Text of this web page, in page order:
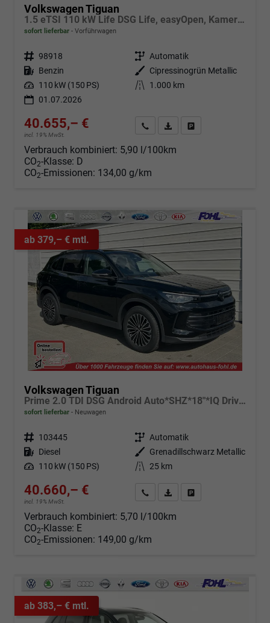
Volkswagen Tiguan
1.5 eTSI 110 kW Life DSG Life, easyOpen, Kamera, LED-Plus, Winterpaket
sofort lieferbar Vorführwagen
Fahrzeugnr. 98918 Getriebe Automatik
Kraftstoff Benzin Außenfarbe
Cipressinogrün Metallic
Leistung 110 kW (150 PS) Kilometerstand
1.000 km
01.07.2026
40.655,– €
incl. 19% MwSt.
Angebot anfordern
Fahrzeugexpose (PDF)
Verbrauch kombiniert: 5,90 l/100km
CO2-Klasse: D
CO2-Emissionen: 134,00 g/km
ab 379,– € mtl.
Volkswagen Tiguan
Prime 2.0 TDI DSG Android Auto*SHZ*18"*IQ Drive*360°*ACC*Keyless*LED Plus*Design Paket
sofort lieferbar Neuwagen
Fahrzeugnr. 103445 Getriebe Automatik
Kraftstoff Diesel Außenfarbe
Grenadillschwarz Metallic
Leistung 110 kW (150 PS) Kilometerstand 25 km
40.660,– €
incl. 19% MwSt.
Angebot anfordern
Fahrzeugexpose (PDF)
Verbrauch kombiniert: 5,70 l/100km
CO2-Klasse: E
CO2-Emissionen: 149,00 g/km
ab 383,– € mtl.